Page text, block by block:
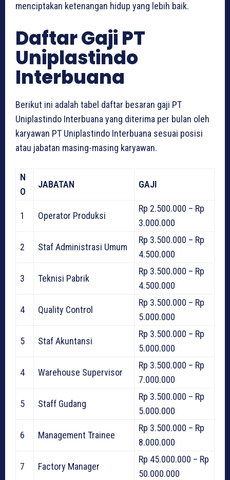
menciptakan ketenangan hidup yang lebih baik.
Daftar Gaji PT
Uniplastindo
Interbuana
Berikut ini adalah tabel daftar besaran gaji PT
Uniplastindo Interbuana yang diterima per bulan oleh
karyawan PT Uniplastindo Interbuana sesuai posisi
atau jabatan masing-masing karyawan.
N
O
JABATAN GAJI
1 Operator Produksi
Rp 2.500.000 – Rp
3.000.000
2 Staf Administrasi Umum
Rp 3.500.000 – Rp
4.500.000
3 Teknisi Pabrik
Rp 3.500.000 – Rp
4.500.000
4 Quality Control
Rp 3.500.000 – Rp
5.000.000
5 Staf Akuntansi
Rp 3.500.000 – Rp
5.000.000
4 Warehouse Supervisor
Rp 3.500.000 – Rp
7.000.000
5 Staff Gudang
Rp 3.500.000 – Rp
5.000.000
6 Management Trainee
Rp 3.500.000 – Rp
8.000.000
7 Factory Manager
Rp 45.000.000 – Rp
50.000.000